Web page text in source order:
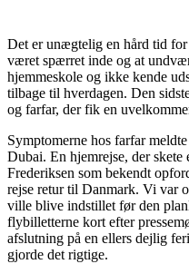
Det er unægtelig en hård tid
været spærret inde og at
hjemmeskole og ikke kende
tilbage til hverdagen. Den
og farfar, der fik en
Symptomerne hos farfar
Dubai. En hjemrejse, der
Frederiksen som bekendt
rejse retur til Danmark. Vi var
ville blive indstillet før den
flybilletterne kort efter
afslutning på en ellers dejlig
gjorde det rigtige.